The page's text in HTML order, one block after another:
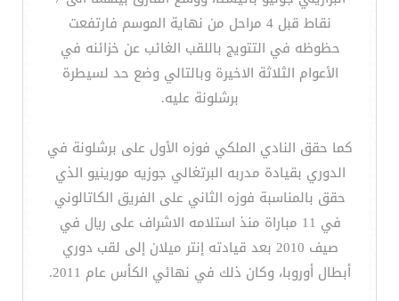
نقاط قبل 4 مراحل من نهاية الموسم فارتفعت
حظوظه في التتويج باللقب الغائب عن خزائنه في
الأعوام الثلاثة الاخيرة وبالتالي وضع حد لسيطرة
برشلونة عليه.
كما حقق النادي الملكي فوزه الأول على برشلونة في
الدوري بقيادة مدربه البرتغالي جوزيه مورينيو الذي
حقق بالمناسبة فوزه الثاني على الفريق الكاتالوني
في 11 مباراة منذ استلامه الاشراف على ريال في
صيف 2010 بعد قيادته إنتر ميلان إلى لقب دوري
أبطال أوروبا، وكان ذلك في نهائي الكأس عام 2011.